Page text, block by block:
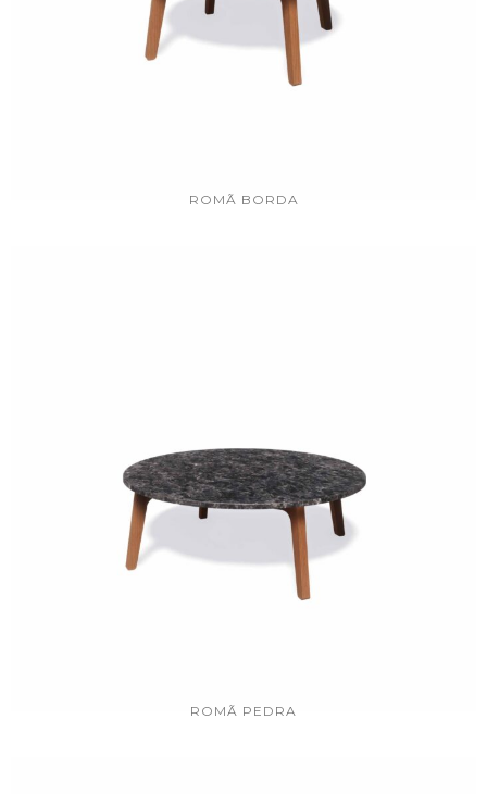
ROMÃ BORDA
ROMÃ PEDRA